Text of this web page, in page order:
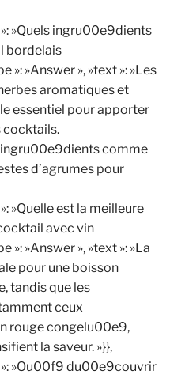
»: »Quels ingru00e9dients
bordelais
»: »Answer », »text »: »Les
aromatiques et
essentiel pour apporter
cocktails.
comme
d’agrumes pour
»Quelle est la meilleure
avec vin
»: »Answer », »text »: »La
pour une boisson
tandis que les
ceux
rouge congelu00e9,
la saveur. »}},
»: »Ou00f9 du00e9couvrir